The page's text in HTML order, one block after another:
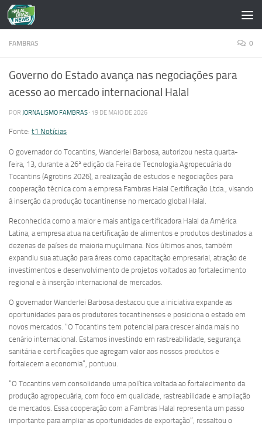
Skip to content
FAMBRAS 0
Governo do Estado avança nas negociações para
acesso ao mercado internacional Halal
POR JORNALISMO FAMBRAS · 19 DE MAIO DE 2026
Fonte: t1 Notícias
O governador do Tocantins, Wanderlei Barbosa, autorizou nesta quarta-
feira, 13, durante a 26ª edição da Feira de Tecnologia Agropecuária do
Tocantins (Agrotins 2026), a realização de estudos e negociações para
cooperação técnica com a empresa Fambras Halal Certificação Ltda., visando
à inserção da produção tocantinense no mercado global Halal.
Reconhecida como a maior e mais antiga certificadora Halal da América
Latina, a empresa atua na certificação de alimentos e produtos destinados a
dezenas de países de maioria muçulmana. Nos últimos anos, também
expandiu sua atuação para áreas como capacitação empresarial, atração de
investimentos e desenvolvimento de projetos voltados ao fortalecimento
regional e à inserção internacional de mercados.
O governador Wanderlei Barbosa destacou que a iniciativa expande as
oportunidades para os produtores tocantinenses e posiciona o estado em
novos mercados. “O Tocantins tem potencial para crescer ainda mais no
cenário internacional. Estamos investindo em rastreabilidade, segurança
sanitária e certificações que agregam valor aos nossos produtos e
fortalecem a economia”, pontuou.
“O Tocantins vem consolidando uma política voltada ao fortalecimento da
produção agropecuária, com foco em qualidade, rastreabilidade e ampliação
de mercados. Essa cooperação com a Fambras Halal representa um passo
importante para ampliar as oportunidades de exportação”, ressaltou o